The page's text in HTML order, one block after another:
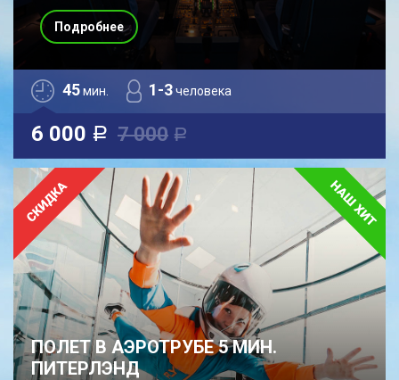
45мин. 1-3человека
6 000 a 7 000 a
Подробнее
ПОЛЕТ В АЭРОТРУБЕ 5 МИН.
ПИТЕРЛЭНД